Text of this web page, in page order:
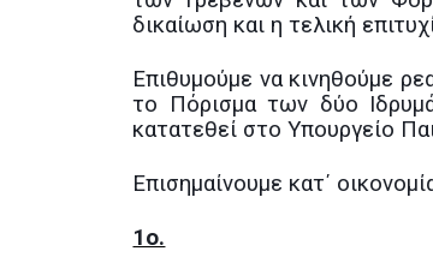
δικαίωση και η τελική
Επιθυμούμε να κινηθούμε
το Πόρισμα των δύο
κατατεθεί στο Υπουργείο
Επισημαίνουμε κατ΄
1ο.